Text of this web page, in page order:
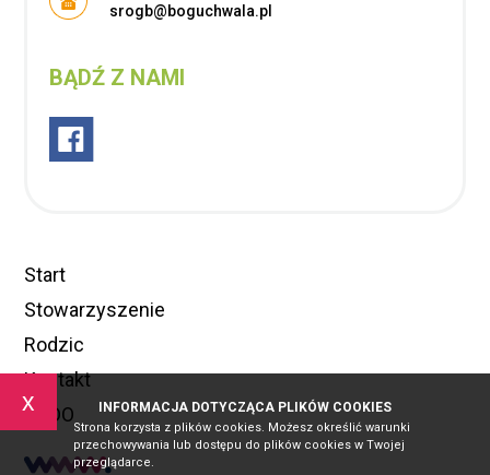
x INFORMACJA DOTYCZĄCA PLIKÓW COOKIES
Strona korzysta z plików cookies. Możesz określić warunki
przechowywania lub dostępu do plików cookies w Twojej
przeglądarce.
srogb@boguchwala.pl
BĄDŹ Z NAMI
Start
Stowarzyszenie
Rodzic
Kontakt
RODO